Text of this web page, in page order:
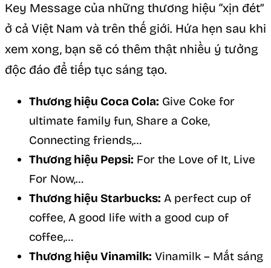
Key Message của những thương hiệu “xịn đét”
ở cả Việt Nam và trên thế giới. Hứa hẹn sau khi
xem xong, bạn sẽ có thêm thật nhiều ý tưởng
độc đáo để tiếp tục sáng tạo.
Thương hiệu Coca Cola: Give Coke for
ultimate family fun, Share a Coke,
Connecting friends,…
Thương hiệu Pepsi: For the Love of It, Live
For Now,…
Thương hiệu Starbucks: A perfect cup of
coffee, A good life with a good cup of
coffee,…
Thương hiệu Vinamilk: Vinamilk – Mắt sáng